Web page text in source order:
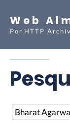
Web
Por HTTP
Pesquisa